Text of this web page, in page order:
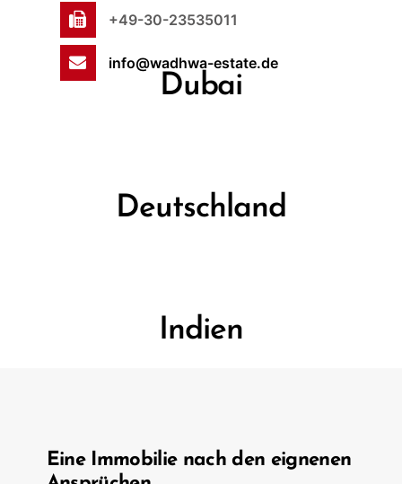
+49-30-23535011
info@wadhwa-estate.de
Dubai
Deutschland
Indien
Eine Immobilie nach den eignenen